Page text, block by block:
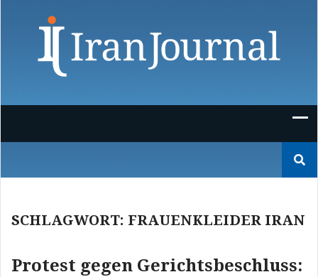
nach:
SCHLAGWORT: FRAUENKLEIDER IRAN
Protest gegen Gerichtsbeschluss: